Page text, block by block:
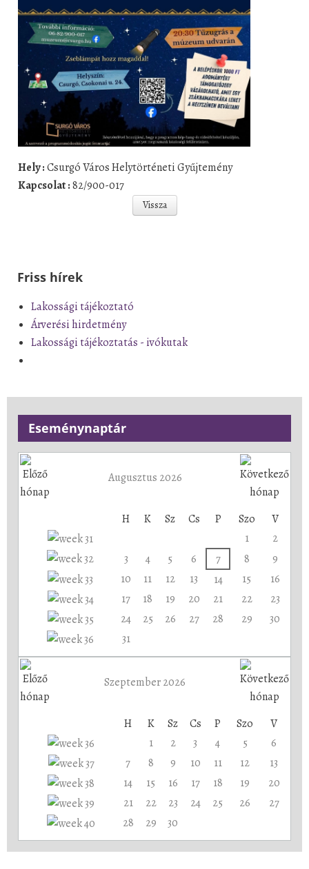
Hely :Csurgó Város Helytörténeti Gyűjtemény
Kapcsolat :82/900-017
Vissza
Friss hírek
Lakossági tájékoztató
Árverési hirdetmény
Lakossági tájékoztatás - ivókutak
Eseménynaptár
Augusztus 2026
H K Sz Cs P Szo
V
1
2
3
4 5 6 7 8
9
10
11 12 13 14 15
16
17
18 19 20 21 22
23
24
25 26 27 28 29
30
31
Szeptember 2026
H K Sz Cs P Szo
V
1
2 3 4 5
6
7
8 9 10 11 12
13
14
15 16 17 18 19
20
21
22 23 24 25 26
27
28
29 30